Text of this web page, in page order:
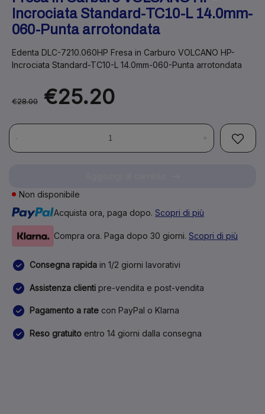
Incrociata Standard-TC10-L 14.0mm-
060-Punta arrotondata
Edenta DLC-7210.060HP Fresa in Carburo VOLCANO HP-
Incrociata Standard-TC10-L 14.0mm-060-Punta arrotondata
€28.00 €25.20
- +
Non disponibile
Acquista ora, paga dopo. Scopri di più
Compra ora. Paga dopo 30 giorni. Scopri di più
Consegna rapida in 1/2 giorni lavorativi
Assistenza clienti pre-vendita e post-vendita
Pagamento a rate con PayPal o Klarna
Reso gratuito entro 14 giorni dalla consegna